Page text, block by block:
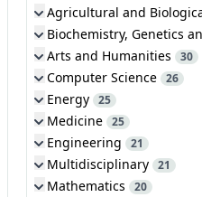
Agricultural and
Biochemistry, Genetics
Arts and Humanities 30
Computer Science 26
Energy 25
Medicine 25
Engineering 21
Multidisciplinary 21
Mathematics 20